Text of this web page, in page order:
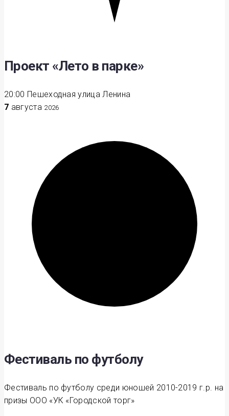
Проект «Лето в парке»
20:00 Пешеходная улица Ленина
7 августа 2026
Фестиваль по футболу
Фестиваль по футболу среди юношей 2010-2019 г.р. на
призы ООО «УК «Городской торг»